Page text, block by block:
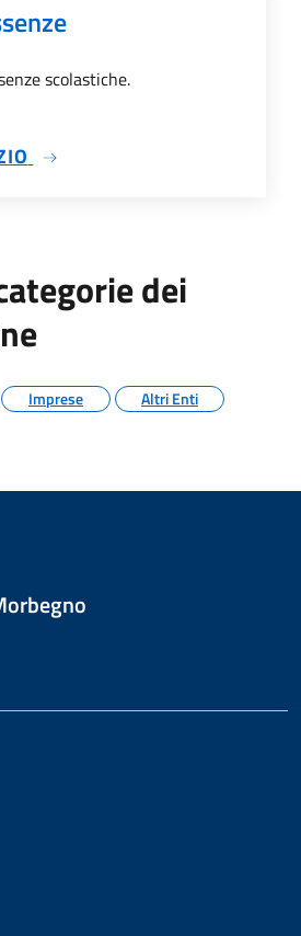
scolastiche.
SU GESTIONE ASSENZE
dei
Imprese Altri Enti